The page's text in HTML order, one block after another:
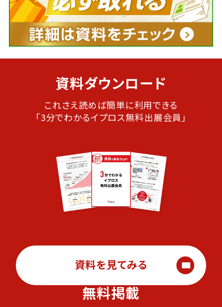
資料ダウンロード
これさえ読めば簡単に利用できる
「3分でわかるイプロス無料出展会員」
資料を見てみる
無料掲載